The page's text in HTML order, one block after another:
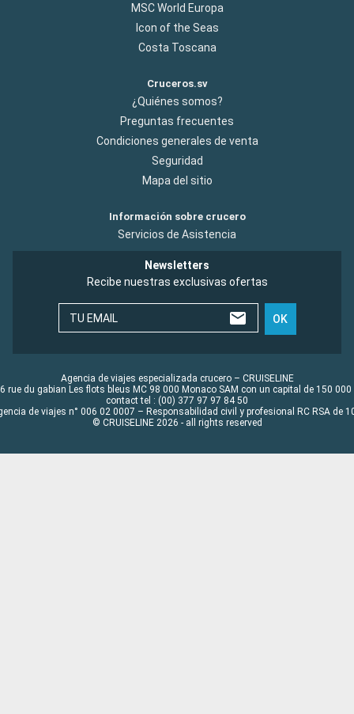
MSC World Europa
Icon of the Seas
Costa Toscana
Cruceros.sv
¿Quiénes somos?
Preguntas frecuentes
Condiciones generales de venta
Seguridad
Mapa del sitio
Información sobre crucero
Servicios de Asistencia
Newsletters
Recibe nuestras exclusivas ofertas
TU EMAIL OK
Agencia de viajes especializada crucero – CRUISELINE
rue du gabian Les flots bleus MC 98 000 Monaco SAM con un capital de 150 000
contact tel : (00) 377 97 97 84 50
de viajes n° 006 02 0007 – Responsabilidad civil y profesional RC RSA de
© CRUISELINE 2026 - all rights reserved